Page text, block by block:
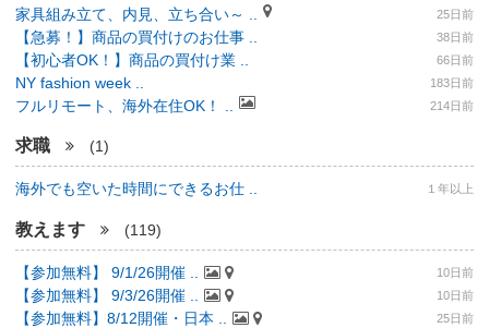
家具組み立て、内見、立ち合い～ .. 25日前
【急募！】商品の買付けのお仕事 .. 38日前
【初心者OK！】商品の買付け業 .. 66日前
NY fashion week .. 183日前
フルリモート、海外在住OK！ .. 214日前
求職 (1)
海外でも空いた時間にできるお仕 .. １年以上
教えます (119)
【参加無料】 9/1/26開催 .. 10日前
【参加無料】 9/3/26開催 .. 10日前
【参加無料】8/12開催・日本 .. 25日前